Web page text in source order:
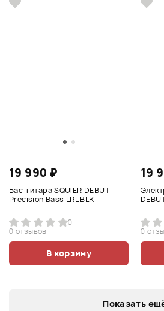
19 990 ₽
Бас-гитара SQUIER DEBUT
Precision Bass LRL BLK
0
0 отзывов
В корзину
19
0
Показать